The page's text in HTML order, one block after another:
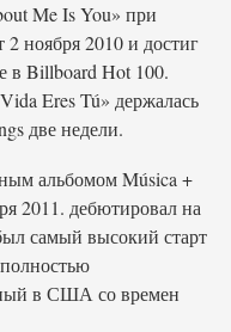
Me Is You» при
ноября 2010 и достиг
в Billboard Hot 100.
Eres Tú» держалась
две недели.
альбомом Música +
2011. дебютировал на
самый высокий старт
в США со времен